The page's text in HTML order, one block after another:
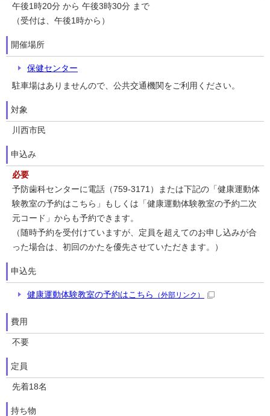
午後1時20分 から 午後3時30分 まで
（受付は、午後1時から）
開催場所
保健センター
駐車場はありませんので、公共交通機関をご利用ください。
対象
川西市民
申込み
必要
予防歯科センターに電話（759-3171）または下記の「健康運動体
験教室の予約はこちら」もしくは「健康運動体験教室の予約二次
元コード」からも予約できます。
（随時予約を受付けていますが、定員を超えてのお申し込みが合
った場合は、初回のかたを優先させていただきます。）
申込先
健康運動体験教室の予約はこちら （外部リンク）
費用
不要
定員
先着18名
持ち物